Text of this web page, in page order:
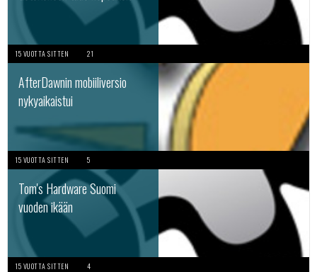
15 VUOTTA SITTEN 21
AfterDawnin mobiiliversio
nykyaikaistui
15 VUOTTA SITTEN 5
Tom's Hardware Suomi
vuoden ikään
15 VUOTTA SITTEN 4